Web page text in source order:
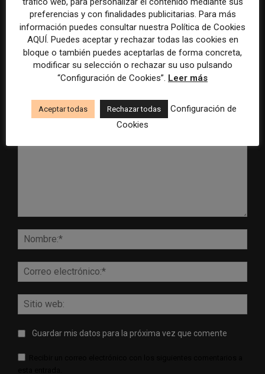
establece un sistema de
control para el uso de la
inteligencia artificial
especial para la mejor
cobertura periodística del
Mundial 2026
DEJA UNA RESPUESTA
Guardar mis datos para la próxima vez que comente
preferencias y con finalidades publicitarias. Para más
información puedes consultar nuestra Política de Cookies
AQUÍ. Puedes aceptar y rechazar todas las cookies en
bloque o también puedes aceptarlas de forma concreta,
modificar su selección o rechazar su uso pulsando
“Configuración de Cookies”. Leer más
Aceptar todas Rechazar todas
Configuración de
Cookies